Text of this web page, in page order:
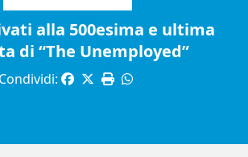
alla 500esima e ultima
di “The Unemployed”
Condividi: